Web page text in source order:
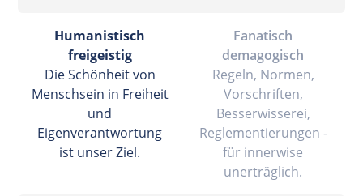
Humanistisch
freigeistig
Die Schönheit von
Menschsein in Freiheit
und
Eigenverantwortung
ist unser Ziel.
Fanatisch
demagogisch
Regeln, Normen,
Vorschriften,
Besserwisserei,
Reglementierungen -
für innerwise
unerträglich.